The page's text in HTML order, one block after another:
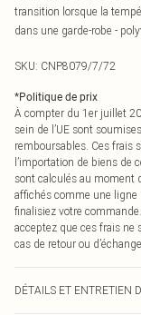
transition lorsque la
dans une garde-robe -
SKU: CNP8079/7/72
*Politique de prix
À compter du 1er juillet
sein de l’UE sont
remboursables. Ces frais
l’importation de biens de
sont calculés au moment
affichés comme une
finalisiez votre
acceptez que ces frais ne
cas de retour ou
DÉTAILS ET ENTRETIEN